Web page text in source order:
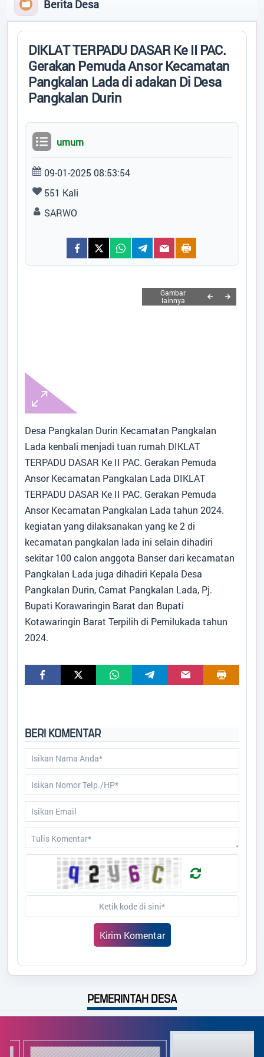
Profil Desa
Potensi Desa
Pemerintahan
Status Desa
Regulasi
Bantuan
Desa : Pangkalan Durin
Kecamatan
: Pangkalan Lada
Kabupaten
Kotawaringin Barat
Provinsi
: Kalimantan Tengah
Kode Desa
: 6201052011
Kode Pos
: 74184
Alamat Kantor
: Jl. Beringin Nomor 09
Desa Pangkalan Durin
08115237766
Berita Desa
DIKLAT TERPADU DASAR Ke II PAC.
Gerakan Pemuda Ansor Kecamatan
Pangkalan Lada di adakan Di Desa
Pangkalan Durin
umum
09-01-2025 08:53:54
551 Kali
SARWO
Desa Pangkalan Durin Kecamatan Pangkalan
Lada kenbali menjadi tuan rumah DIKLAT
TERPADU DASAR Ke II PAC. Gerakan Pemuda
Ansor Kecamatan Pangkalan Lada DIKLAT
TERPADU DASAR Ke II PAC. Gerakan Pemuda
Ansor Kecamatan Pangkalan Lada tahun 2024.
kegiatan yang dilaksanakan yang ke 2 di
kecamatan pangkalan lada ini selain dihadiri
sekitar 100 calon anggota Banser dari kecamatan
Pangkalan Lada juga dihadiri Kepala Desa
Pangkalan Durin, Camat Pangkalan Lada, Pj.
Bupati Korawaringin Barat dan Bupati
Kotawaringin Barat Terpilih di Pemilukada tahun
2024.
BERI KOMENTAR
PEMERINTAH DESA
Tidak Ada di Kantor
P.A ERFAN SAMANGILAILAI , S.Th.
Tidak Ada di Kantor
SITI NURASYIAH
KAUR KEUANGAN
Tidak Ada di Kantor
KEPALA DUSUN
PRAMONO
KEPALA DUSUN
DENI TRIWULANDARI
STAF
MELLA FITA SARI